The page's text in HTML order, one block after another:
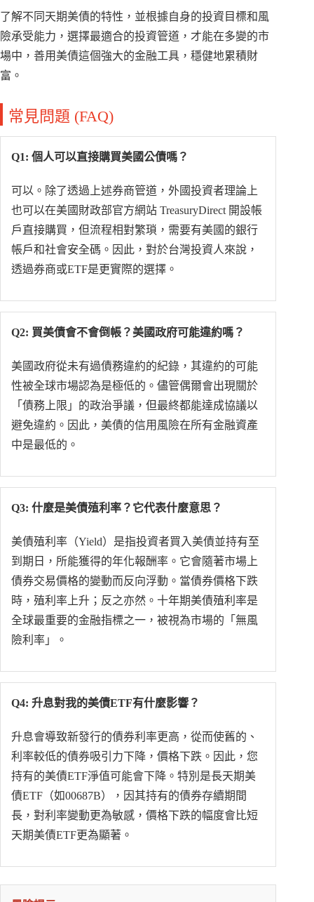
了解不同天期美債的特性，並根據自身的投資目標和風
險承受能力，選擇最適合的投資管道，才能在多變的市
場中，善用美債這個強大的金融工具，穩健地累積財
富。
常見問題 (FAQ)
Q1: 個人可以直接購買美國公債嗎？
可以。除了透過上述券商管道，外國投資者理論上
也可以在美國財政部官方網站 TreasuryDirect 開設帳
戶直接購買，但流程相對繁瑣，需要有美國的銀行
帳戶和社會安全碼。因此，對於台灣投資人來說，
透過券商或ETF是更實際的選擇。
Q2: 買美債會不會倒帳？美國政府可能違約嗎？
美國政府從未有過債務違約的紀錄，其違約的可能
性被全球市場認為是極低的。儘管偶爾會出現關於
「債務上限」的政治爭議，但最終都能達成協議以
避免違約。因此，美債的信用風險在所有金融資產
中是最低的。
Q3: 什麼是美債殖利率？它代表什麼意思？
美債殖利率（Yield）是指投資者買入美債並持有至
到期日，所能獲得的年化報酬率。它會隨著市場上
債券交易價格的變動而反向浮動。當債券價格下跌
時，殖利率上升；反之亦然。十年期美債殖利率是
全球最重要的金融指標之一，被視為市場的「無風
險利率」。
Q4: 升息對我的美債ETF有什麼影響？
升息會導致新發行的債券利率更高，從而使舊的、
利率較低的債券吸引力下降，價格下跌。因此，您
持有的美債ETF淨值可能會下降。特別是長天期美
債ETF（如00687B），因其持有的債券存續期間
長，對利率變動更為敏感，價格下跌的幅度會比短
天期美債ETF更為顯著。